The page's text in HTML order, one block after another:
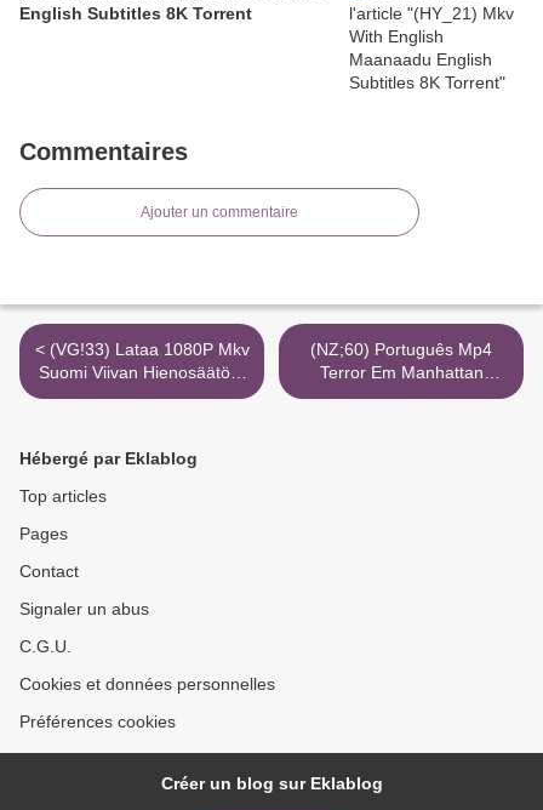
English Subtitles 8K Torrent
Commentaires
Ajouter un commentaire
< (VG!33) Lataa 1080P Mkv
Suomi Viivan Hienosäätöä:
Näin 101 Dalmatialaista
(NZ;60) Português Mp4
Terror Em Manhattan
Online 8K >
Hébergé par Eklablog
Top articles
Pages
Contact
Signaler un abus
C.G.U.
Cookies et données personnelles
Préférences cookies
Créer un blog sur Eklablog